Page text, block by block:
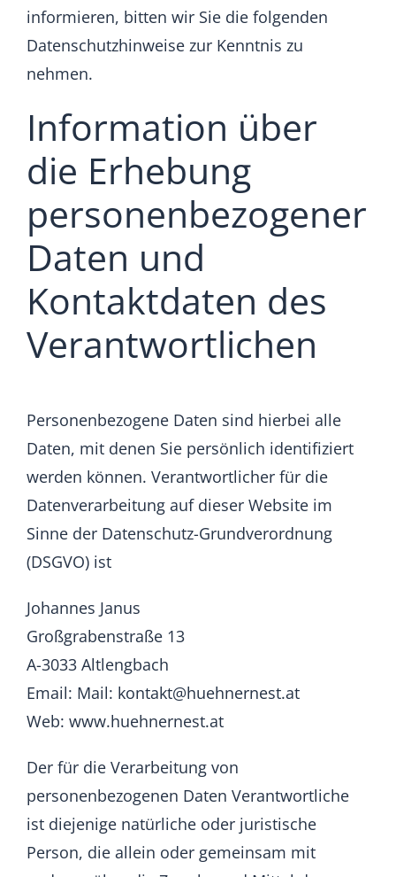
informieren, bitten wir Sie die folgenden
Datenschutzhinweise zur Kenntnis zu
nehmen.
Information über
die Erhebung
personenbezogener
Daten und
Kontaktdaten des
Verantwortlichen
Personenbezogene Daten sind hierbei alle
Daten, mit denen Sie persönlich identifiziert
werden können. Verantwortlicher für die
Datenverarbeitung auf dieser Website im
Sinne der Datenschutz-Grundverordnung
(DSGVO) ist
Johannes Janus
Großgrabenstraße 13
A-3033 Altlengbach
Email: Mail: kontakt@huehnernest.at
Web: www.huehnernest.at
Der für die Verarbeitung von
personenbezogenen Daten Verantwortliche
ist diejenige natürliche oder juristische
Person, die allein oder gemeinsam mit